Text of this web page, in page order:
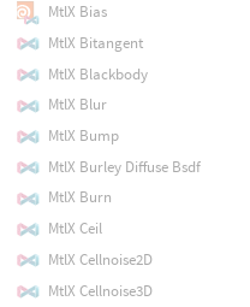
MtlX Bias
MtlX Bitangent
MtlX Blackbody
MtlX Blur
MtlX Bump
MtlX Burley Diffuse Bsdf
MtlX Burn
MtlX Ceil
MtlX Cellnoise2D
MtlX Cellnoise3D